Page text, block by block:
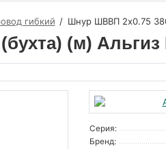
гибкий Шнур ШВВП 2х0.75
(м) Альгиз
Серия:
Бренд: